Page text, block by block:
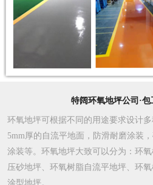
特阔环氧地坪公司·
环氧地坪可根据不同的用途要求设计
5mm厚的自流平地面，防滑耐磨涂装
涂装等。环氧地坪大致可以分为：环
压砂地坪、环氧树脂自流平地坪、环
涂型地坪。